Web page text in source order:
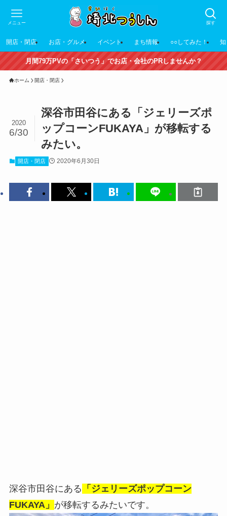
探す
メニュー
開店・閉店 お店・グルメ イベント まち情報 ○○してみた！
月間79万PVの「さいつう」でお店・会社のPRしませんか？
ホーム 開店・閉店
深谷市田谷にある「ジェリーズポ
ップコーンFUKAYA」が移転する
みたい。
2020
6/30
開店・閉店 2020年6月30日
深谷市田谷にある 「ジェリーズポップコーン
FUKAYA」 が移転するみたいです。